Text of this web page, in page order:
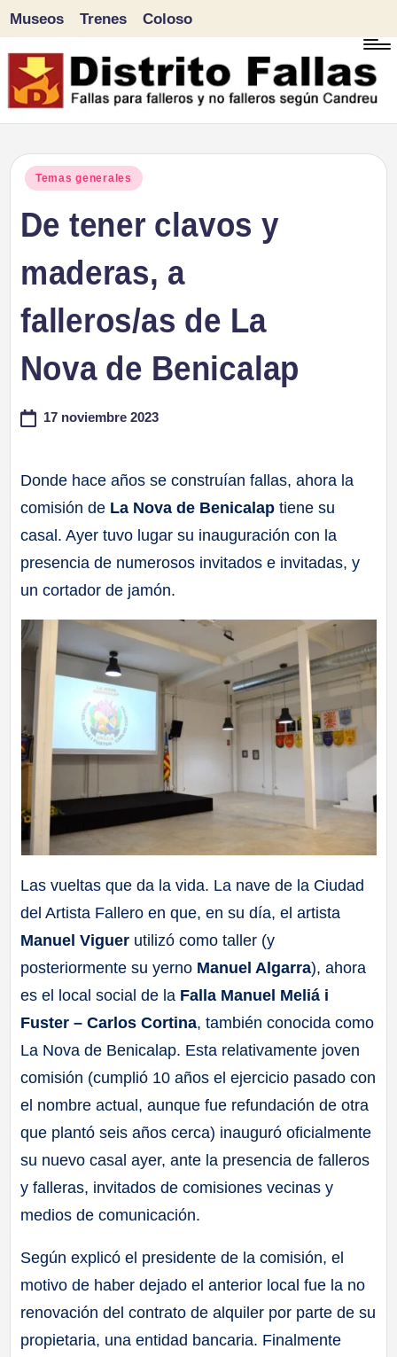
Saltar
al
Museos Trenes Coloso
Publicado
Temas generales
De tener clavos y
maderas, a
falleros/as de La
Nova de Benicalap
17 noviembre 2023
Donde hace años se construían fallas, ahora la
comisión de La Nova de Benicalap tiene su
casal. Ayer tuvo lugar su inauguración con la
presencia de numerosos invitados e invitadas, y
un cortador de jamón.
Las vueltas que da la vida. La nave de la Ciudad
del Artista Fallero en que, en su día, el artista
Manuel Viguer utilizó como taller (y
posteriormente su yerno Manuel Algarra), ahora
es el local social de la Falla Manuel Meliá i
Fuster – Carlos Cortina, también conocida como
La Nova de Benicalap. Esta relativamente joven
comisión (cumplió 10 años el ejercicio pasado con
el nombre actual, aunque fue refundación de otra
que plantó seis años cerca) inauguró oficialmente
su nuevo casal ayer, ante la presencia de falleros
y falleras, invitados de comisiones vecinas y
medios de comunicación.
Según explicó el presidente de la comisión, el
motivo de haber dejado el anterior local fue la no
renovación del contrato de alquiler por parte de su
propietaria, una entidad bancaria. Finalmente